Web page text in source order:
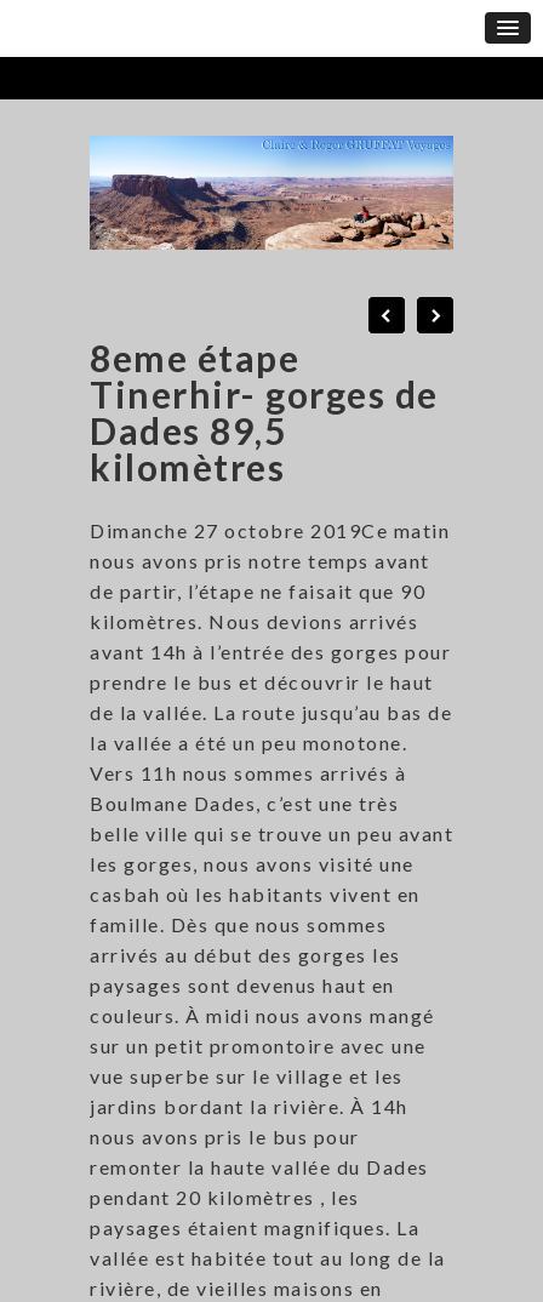
8eme étape
Tinerhir- gorges de
Dades 89,5
kilomètres
Dimanche 27 octobre 2019Ce matin
nous avons pris notre temps avant
de partir, l’étape ne faisait que 90
kilomètres. Nous devions arrivés
avant 14h à l’entrée des gorges pour
prendre le bus et découvrir le haut
de la vallée. La route jusqu’au bas de
la vallée a été un peu monotone.
Vers 11h nous sommes arrivés à
Boulmane Dades, c’est une très
belle ville qui se trouve un peu avant
les gorges, nous avons visité une
casbah où les habitants vivent en
famille. Dès que nous sommes
arrivés au début des gorges les
paysages sont devenus haut en
couleurs. À midi nous avons mangé
sur un petit promontoire avec une
vue superbe sur le village et les
jardins bordant la rivière. À 14h
nous avons pris le bus pour
remonter la haute vallée du Dades
pendant 20 kilomètres , les
paysages étaient magnifiques. La
vallée est habitée tout au long de la
rivière, de vieilles maisons en